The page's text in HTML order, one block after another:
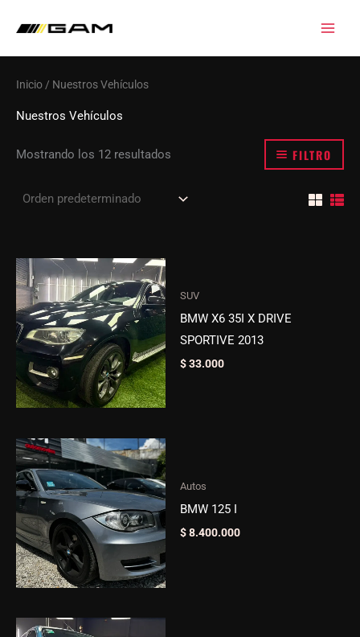
contenido
Inicio / Nuestros Vehículos
Nuestros Vehículos
Mostrando los 12 resultados FILTRO
SUV
BMW X6 35I X DRIVE
SPORTIVE 2013
$33.000
Autos
BMW 125 I
$8.400.000